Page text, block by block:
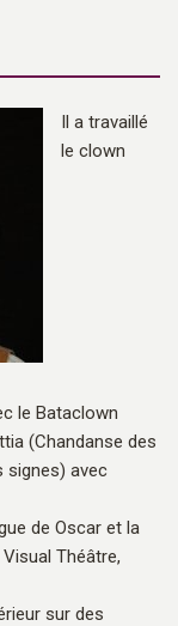
Il a travaillé
le clown
le Bataclown
(Chandanse des
signes) avec
de Oscar et la
Théâtre,
sur des